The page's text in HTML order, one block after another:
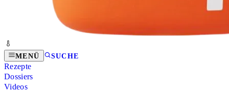
MENÜ SUCHE
Rezepte
Dossiers
Videos